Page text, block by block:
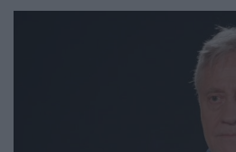
a színészeket, akik így nem
másiktól. Az egyik jelenetről